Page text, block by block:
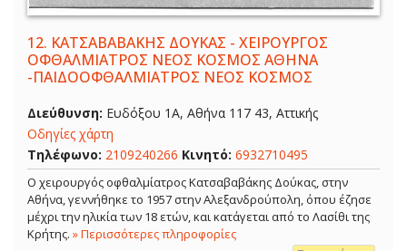
12. ΚΑΤΣΑΒΑΒΑΚΗΣ ΔΟΥΚΑΣ - ΧΕΙΡΟΥΡΓΟΣ
ΟΦΘΑΛΜΙΑΤΡΟΣ ΝΕΟΣ ΚΟΣΜΟΣ ΑΘΗΝΑ
-ΠΑΙΔΟΟΦΘΑΛΜΙΑΤΡΟΣ ΝΕΟΣ ΚΟΣΜΟΣ
Διεύθυνση: Ευδόξου 1Α, Αθήνα 117 43, Αττικής
Οδηγίες χάρτη
Τηλέφωνο: 2109240266 Κινητό: 6932710495
Ο χειρουργός οφθαλμίατρος Κατσαβαβάκης Δούκας, στην
Αθήνα, γεννήθηκε το 1957 στην Αλεξανδρούπολη, όπου έζησε
μέχρι την ηλικία των 18 ετών, και κατάγεται από το Λασίθι της
Κρήτης. » Περισσότερες πληροφορίες